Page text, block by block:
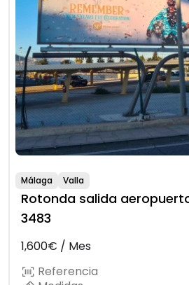
Málaga Valla
Rotonda salida
3483
1,600€ / Mes
Referencia